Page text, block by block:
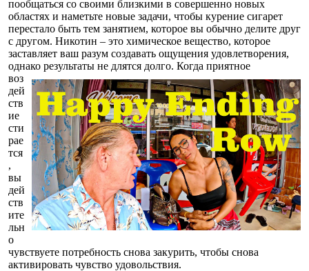
пообщаться со своими близкими в совершенно новых
областях и наметьте новые задачи, чтобы курение сигарет
перестало быть тем занятием, которое вы обычно делите друг
с другом. Никотин – это химическое вещество, которое
заставляет ваш разум создавать ощущения удовлетворения,
однако результаты не длятся долго. Когда приятное
воз
дей
ств
ие
сти
рае
тся
,
вы
дей
ств
ите
льн
о
чувствуете потребность снова закурить, чтобы снова
активировать чувство удовольствия.